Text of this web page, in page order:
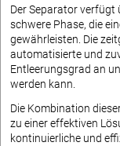
Der Separator verfügt
schwere Phase, die
gewährleisten. Die
automatisierte und
Entleerungsgrad an
werden kann.
Die Kombination
zu einer effektiven
kontinuierliche und